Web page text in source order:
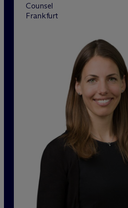
Counsel
Frankfurt